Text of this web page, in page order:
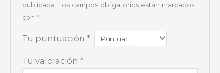
publicada.
Los campos obligatorios están marcados
con *
Tu puntuación *
Tu valoración *